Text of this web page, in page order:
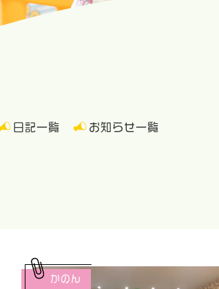
日記一覧 お知らせ一覧
かのん